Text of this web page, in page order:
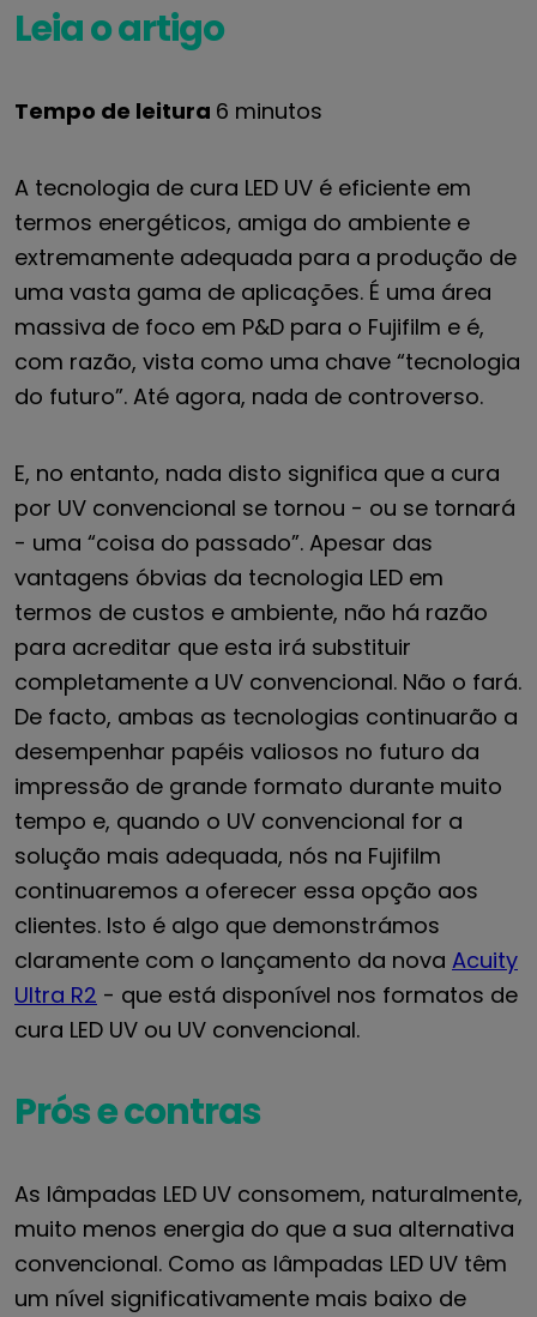
Leia o artigo
Tempo de leitura 6 minutos
A tecnologia de cura LED UV é eficiente em
termos energéticos, amiga do ambiente e
extremamente adequada para a produção de
uma vasta gama de aplicações. É uma área
massiva de foco em P&D para o Fujifilm e é,
com razão, vista como uma chave “tecnologia
do futuro”. Até agora, nada de controverso.
E, no entanto, nada disto significa que a cura
por UV convencional se tornou - ou se tornará
- uma “coisa do passado”. Apesar das
vantagens óbvias da tecnologia LED em
termos de custos e ambiente, não há razão
para acreditar que esta irá substituir
completamente a UV convencional. Não o fará.
De facto, ambas as tecnologias continuarão a
desempenhar papéis valiosos no futuro da
impressão de grande formato durante muito
tempo e, quando o UV convencional for a
solução mais adequada, nós na Fujifilm
continuaremos a oferecer essa opção aos
clientes. Isto é algo que demonstrámos
claramente com o lançamento da nova Acuity
Ultra R2 - que está disponível nos formatos de
cura LED UV ou UV convencional.
Prós e contras
As lâmpadas LED UV consomem, naturalmente,
muito menos energia do que a sua alternativa
convencional. Como as lâmpadas LED UV têm
um nível significativamente mais baixo de